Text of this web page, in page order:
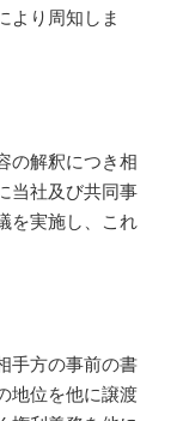
より周知しま
の解釈につき相
当社及び共同事
を実施し、これ
手方の事前の書
地位を他に譲渡